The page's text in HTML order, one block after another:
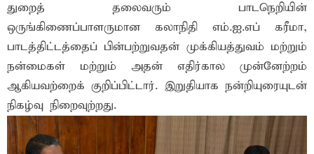
துறைத் தலைவரும் பாடநெறியின்
ஒருங்கிணைப்பாளருமான கலாநிதி எம்.ஐ.எப் கரீமா,
பாடத்திட்டத்தைப் பின்பற்றுவதன் முக்கியத்துவம் மற்றும்
நன்மைகள் மற்றும் அதன் எதிர்கால முன்னேற்றம்
ஆகியவற்றைக் குறிப்பிட்டார். இறுதியாக நன்றியுரையுடன்
நிகழ்வு நிறைவுற்றது.